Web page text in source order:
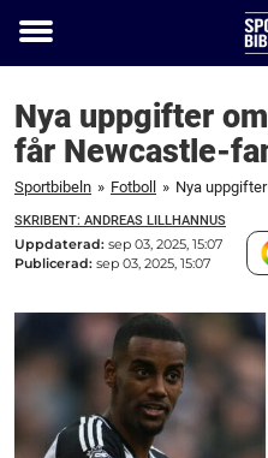
Toggle
Nya uppgifter
får Newcastle-
Sportbibeln » Fotboll »
SKRIBENT: ANDREAS LILLHANNUS
Uppdaterad: sep 03, 2025, 15:07
Publicerad: sep 03, 2025, 15:07